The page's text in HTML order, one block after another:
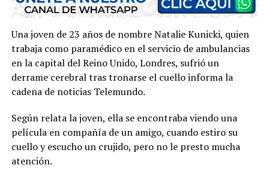
Una joven de 23 años de nombre Natalie Kunicki, quien
trabaja como paramédico en el servicio de ambulancias
en la capital del Reino Unido, Londres, sufrió un
derrame cerebral tras tronarse el cuello informa la
cadena de noticias Telemundo.
Según relata la joven, ella se encontraba viendo una
película en compañía de un amigo, cuando estiro su
cuello y escucho un crujido, pero no le presto mucha
atención.